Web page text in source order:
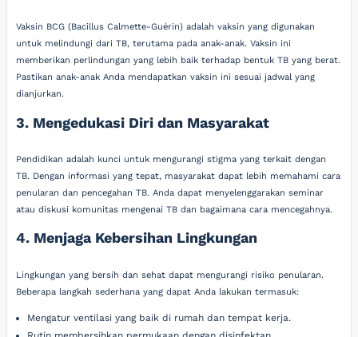
Vaksin BCG (Bacillus Calmette-Guérin) adalah vaksin yang digunakan
untuk melindungi dari TB, terutama pada anak-anak. Vaksin ini
memberikan perlindungan yang lebih baik terhadap bentuk TB yang berat.
Pastikan anak-anak Anda mendapatkan vaksin ini sesuai jadwal yang
dianjurkan.
3. Mengedukasi Diri dan Masyarakat
Pendidikan adalah kunci untuk mengurangi stigma yang terkait dengan
TB. Dengan informasi yang tepat, masyarakat dapat lebih memahami cara
penularan dan pencegahan TB. Anda dapat menyelenggarakan seminar
atau diskusi komunitas mengenai TB dan bagaimana cara mencegahnya.
4. Menjaga Kebersihan Lingkungan
Lingkungan yang bersih dan sehat dapat mengurangi risiko penularan.
Beberapa langkah sederhana yang dapat Anda lakukan termasuk:
Mengatur ventilasi yang baik di rumah dan tempat kerja.